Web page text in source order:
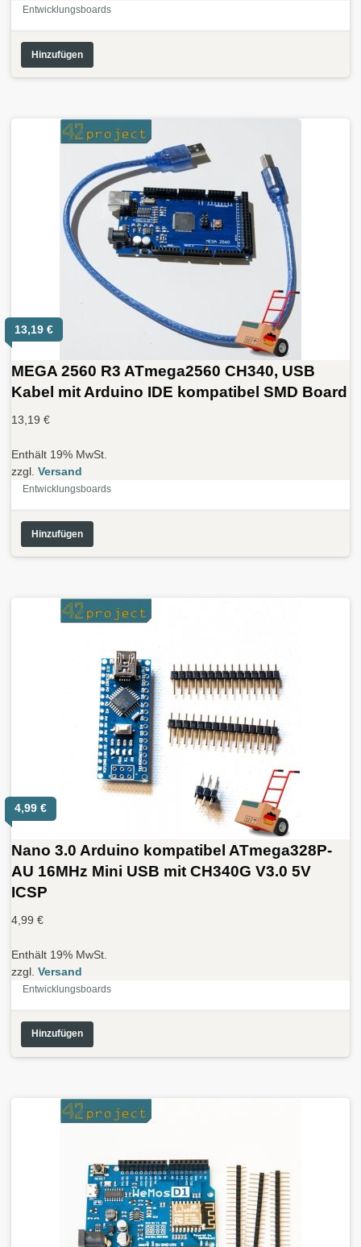
Entwicklungsboards
Hinzufügen
13,19 €
MEGA 2560 R3 ATmega2560 CH340, USB
Kabel mit Arduino IDE kompatibel SMD Board
13,19 €
Enthält 19% MwSt.
zzgl. Versand
Entwicklungsboards
Hinzufügen
4,99 €
Nano 3.0 Arduino kompatibel ATmega328P-
AU 16MHz Mini USB mit CH340G V3.0 5V
ICSP
4,99 €
Enthält 19% MwSt.
zzgl. Versand
Entwicklungsboards
Hinzufügen